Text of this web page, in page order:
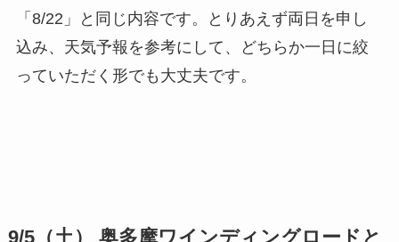
「8/22」と同じ内容です。とりあえず両日を申し
込み、天気予報を参考にして、どちらか一日に絞
っていただく形でも大丈夫です。